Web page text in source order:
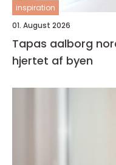
inspiration
01. August 2026
Tapas aalborg nordisk smagsoplevelse i
hjertet af byen